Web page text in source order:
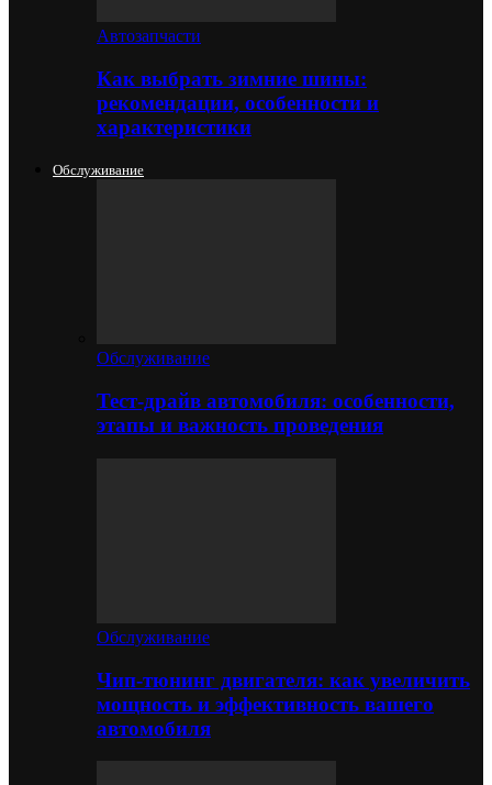
Автозапчасти
Как выбрать зимние шины:
рекомендации, особенности и
характеристики
Обслуживание
Обслуживание
Тест-драйв автомобиля: особенности,
этапы и важность проведения
Обслуживание
Чип-тюнинг двигателя: как увеличить
мощность и эффективность вашего
автомобиля